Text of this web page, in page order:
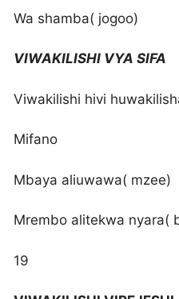
Wa shamba( jogoo)
VIWAKILISHI VYA SIFA
Viwakilishi hivi
Mifano
Mbaya aliuwawa( mzee)
Mrembo alitekwa nyara(
19